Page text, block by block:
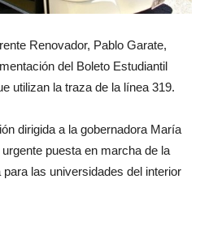
Renovador, Pablo Garate,
del Boleto Estudiantil
utilizan la traza de la línea 319.
dirigida a la gobernadora María
puesta en marcha de la
las universidades del interior